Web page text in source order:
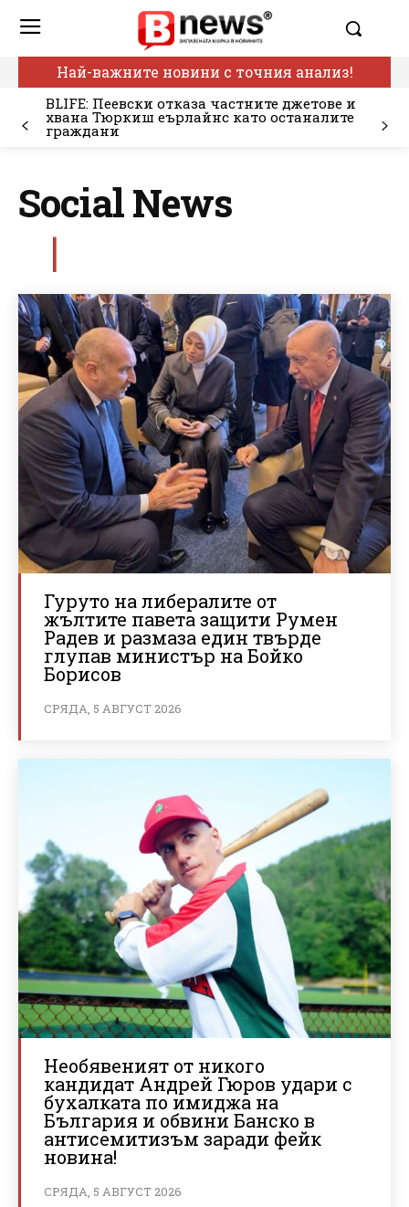
Най-важните новини с точния анализ!
BLIFE: Пеевски отказа частните джетове и
хвана Тюркиш еърлайнс като останалите
граждани
Social News
Гуруто на либералите от
жълтите павета защити Румен
Радев и размаза един твърде
глупав министър на Бойко
Борисов
СРЯДА, 5 АВГУСТ 2026
Необявеният от никого
кандидат Андрей Гюров удари с
бухалката по имиджа на
България и обвини Банско в
антисемитизъм заради фейк
новина!
СРЯДА, 5 АВГУСТ 2026